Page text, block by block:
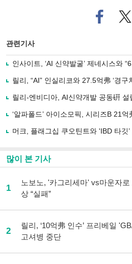
페
이
로
기
사
유
기
트위
터로
관련기사
인사이트, ‘AI 신약발굴’ 제네시스와
릴리, “AI” 인실리코와 27.5억弗 ‘경구
릴리-엔비디아, AI신약개발 공동硏
‘알파폴드’ 아이소모픽, 시리즈B 21억
머크, 플래그십 쿠오틴트와 'IBD 타깃
많이 본 기사
1
노보노, '카그리세마' vs마운자로
상 “실패”
2
릴리, ‘10억弗 인수’ 프리베일
고셔병 중단